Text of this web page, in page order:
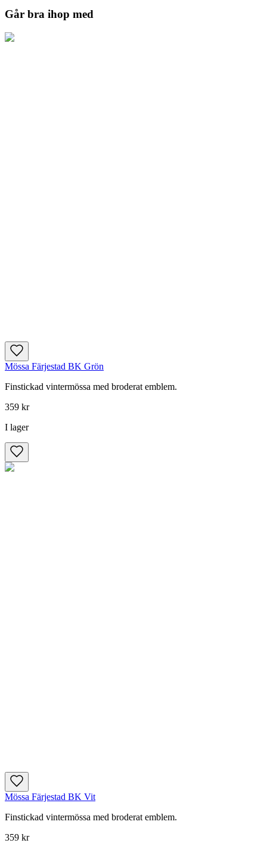
Går bra ihop med
Mössa Färjestad BK Grön
Finstickad vintermössa med broderat emblem.
359 kr
I lager
Mössa Färjestad BK Vit
Finstickad vintermössa med broderat emblem.
359 kr